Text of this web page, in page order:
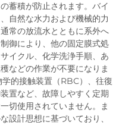
蓄積が防止されます。バイ
自然な水力および機械的力
常の放流水とともに系外へ
御により、他の固定膜式処
イクル、化学洗浄手順、あ
などの作業が不要になりま
的接触装置（RBC）、往復
置など、故障しやすく定期
切使用されていません。ま
設計思想に基づいており、